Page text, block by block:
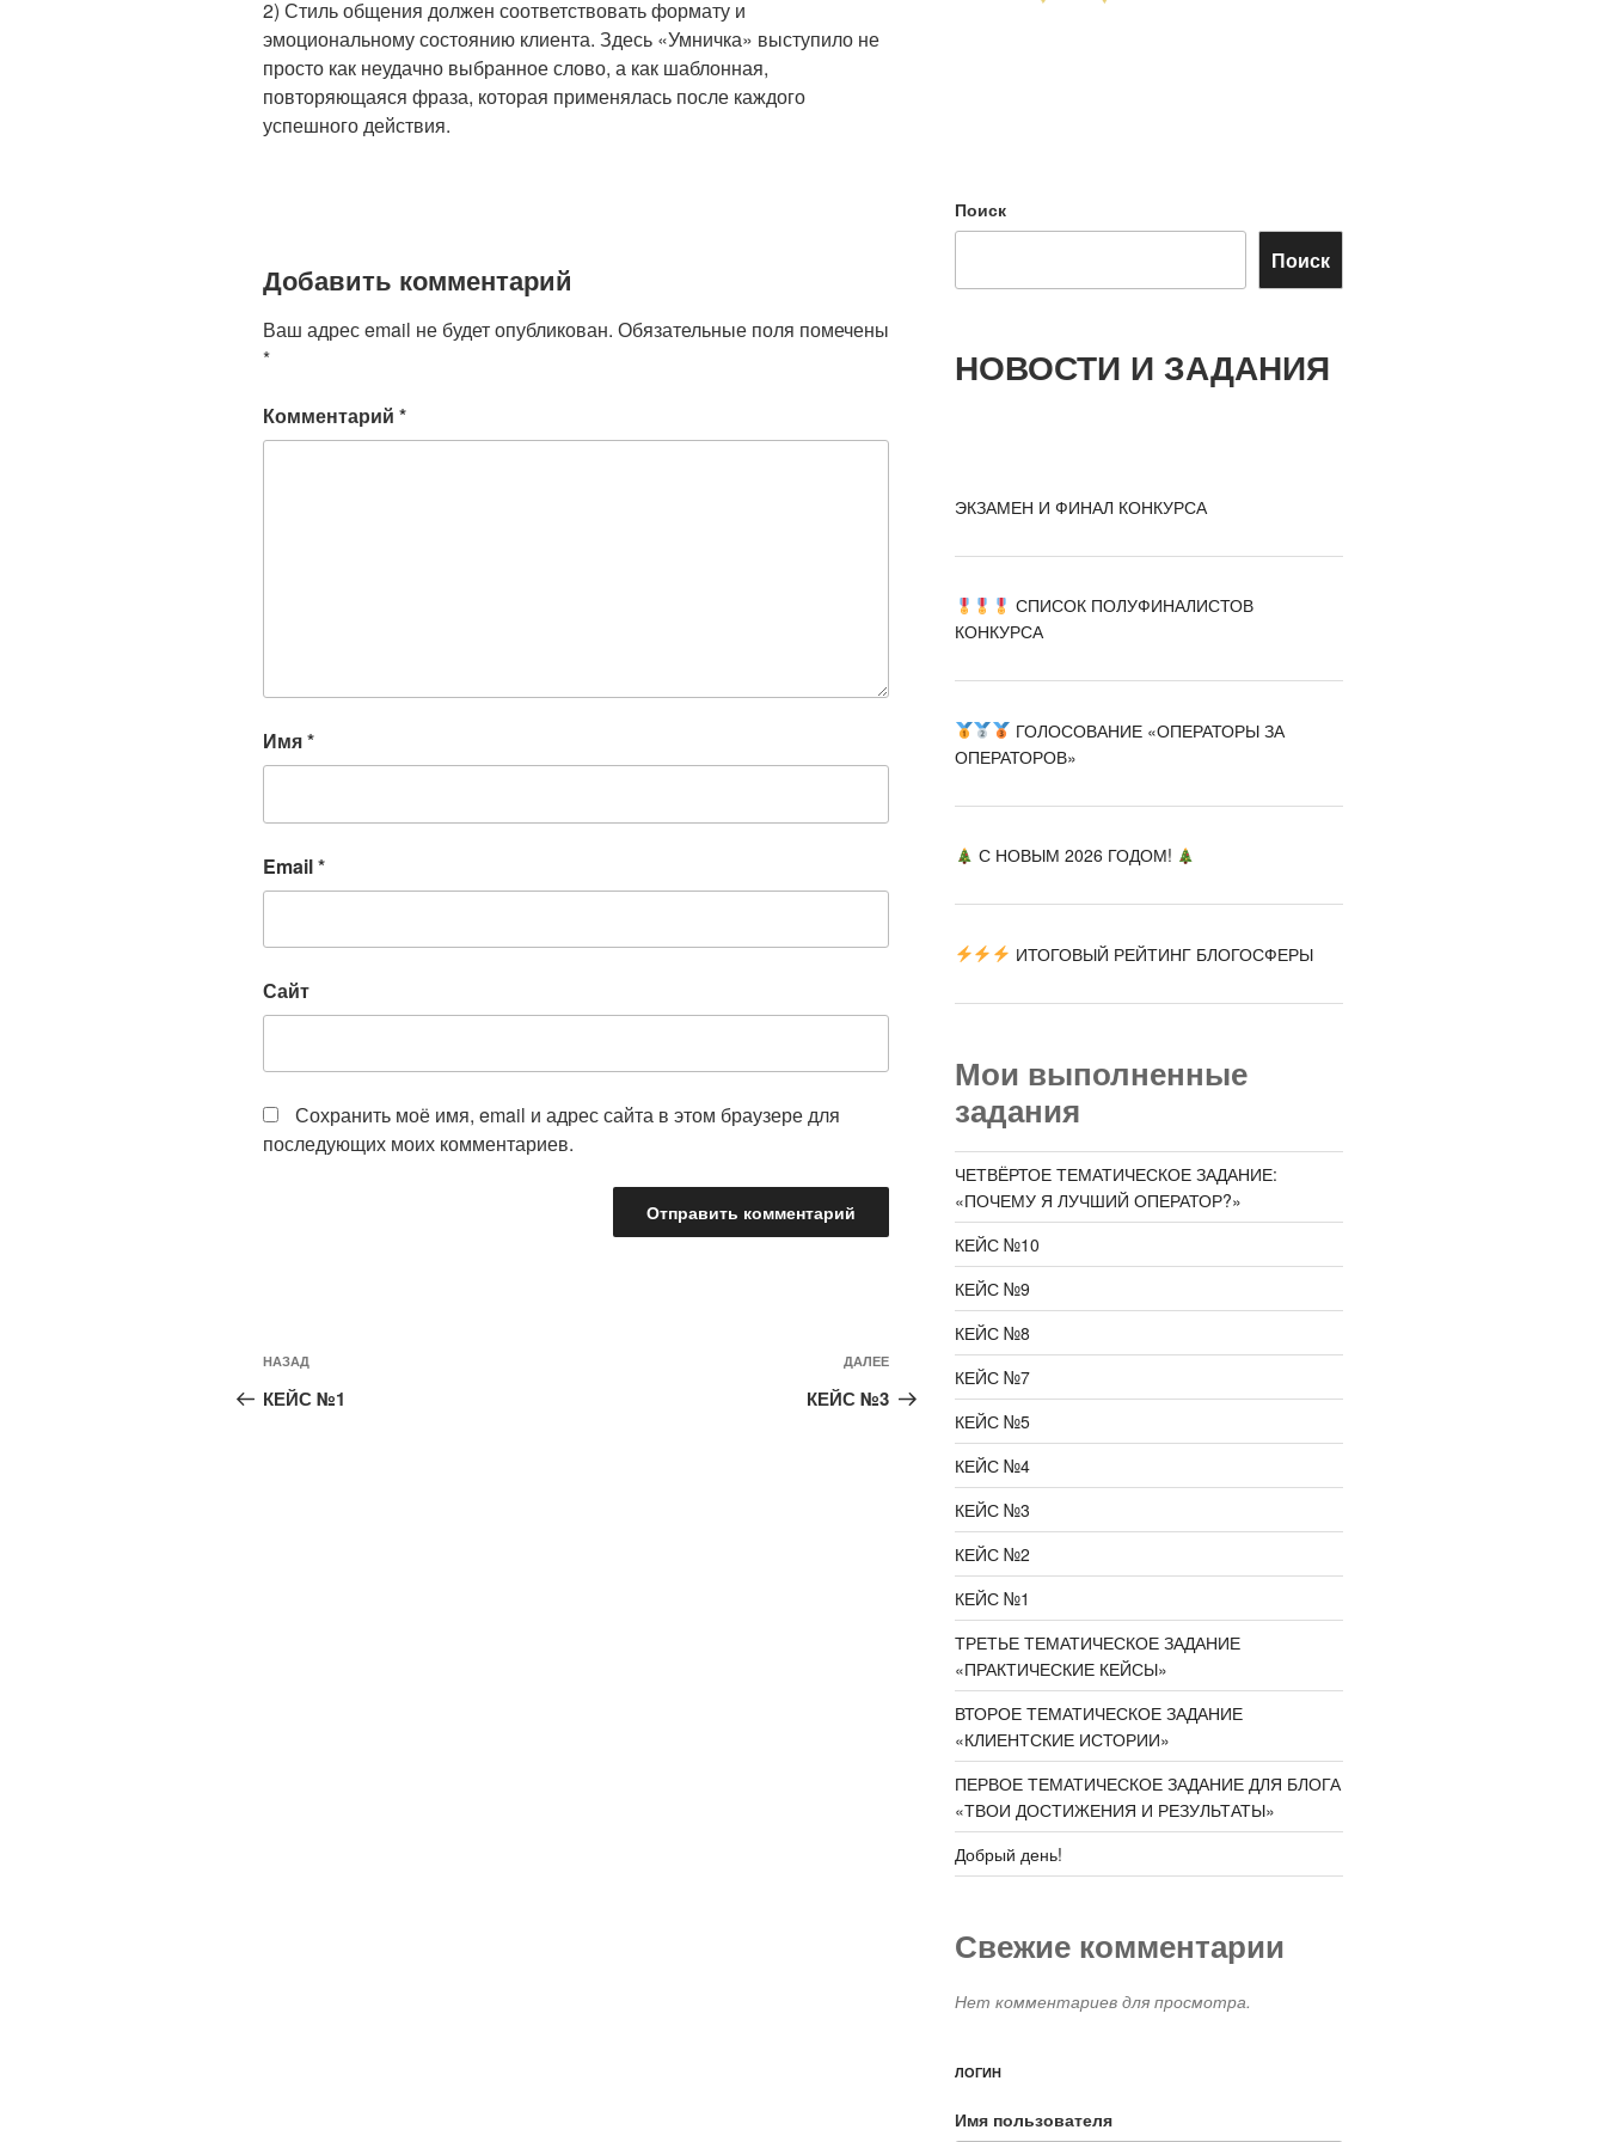
2) Стиль общения должен соответствовать формату и
эмоциональному состоянию клиента. Здесь «Умничка» выступило не
просто как неудачно выбранное слово, а как шаблонная,
повторяющаяся фраза, которая применялась после каждого
успешного действия.
Добавить комментарий
Ваш адрес email не будет опубликован. Обязательные поля помечены
*
Комментарий *
Имя*
Email*
Сайт
Сохранить моё имя, email и адрес сайта в этом браузере для
последующих моих комментариев.
Навигация
по
Предыдущая
запись:
НАЗАД
КЕЙС №1
Следующая
запись
ДАЛЕЕ
КЕЙС №3
Поиск
Поиск
НОВОСТИ И ЗАДАНИЯ
ЭКЗАМЕН И ФИНАЛ КОНКУРСА
СПИСОК ПОЛУФИНАЛИСТОВ
КОНКУРСА
ГОЛОСОВАНИЕ «ОПЕРАТОРЫ ЗА
ОПЕРАТОРОВ»
С НОВЫМ 2026 ГОДОМ!
ИТОГОВЫЙ РЕЙТИНГ БЛОГОСФЕРЫ
Мои выполненные
задания
ЧЕТВЁРТОЕ ТЕМАТИЧЕСКОЕ ЗАДАНИЕ:
«ПОЧЕМУ Я ЛУЧШИЙ ОПЕРАТОР?»
КЕЙС №10
КЕЙС №9
КЕЙС №8
КЕЙС №7
КЕЙС №5
КЕЙС №4
КЕЙС №3
КЕЙС №2
КЕЙС №1
ТРЕТЬЕ ТЕМАТИЧЕСКОЕ ЗАДАНИЕ
«ПРАКТИЧЕСКИЕ КЕЙСЫ»
ВТОРОЕ ТЕМАТИЧЕСКОЕ ЗАДАНИЕ
«КЛИЕНТСКИЕ ИСТОРИИ»
ПЕРВОЕ ТЕМАТИЧЕСКОЕ ЗАДАНИЕ ДЛЯ БЛОГА
«ТВОИ ДОСТИЖЕНИЯ И РЕЗУЛЬТАТЫ»
Добрый день!
Свежие комментарии
Нет комментариев для просмотра.
ЛОГИН
Имя пользователя